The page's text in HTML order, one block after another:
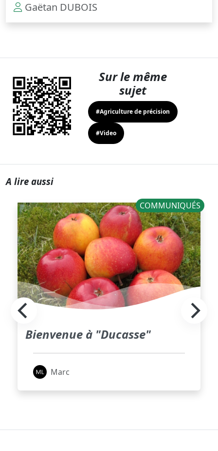
Gaëtan DUBOIS
Sur le même
sujet
#Agriculture de précision
#Video
A lire aussi
COMMUNIQUÉS
Bienvenue à "Ducasse"
Marc